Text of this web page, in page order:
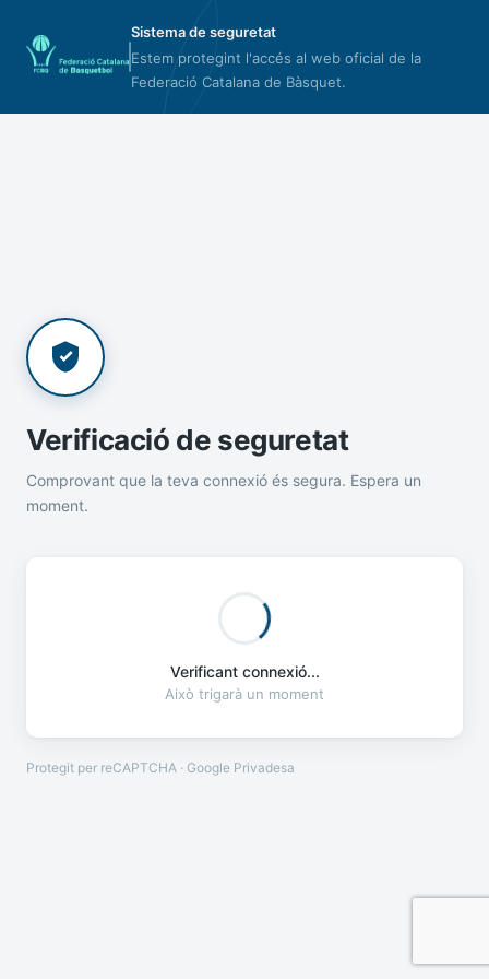
Sistema de seguretat
Estem protegint l'accés al web oficial de la
Federació Catalana de Bàsquet.
Verificació de seguretat
Comprovant que la teva connexió és segura. Espera un
moment.
Verificant connexió...
Això trigarà un moment
Protegit per reCAPTCHA · Google Privadesa